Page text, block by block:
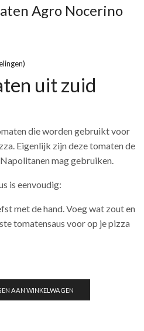
Agro Nocerino
uit zuid
die worden gebruikt voor
Eigenlijk zijn deze tomaten de
mag gebruiken.
is eenvoudig:
met de hand. Voeg wat zout en
tomatensaus voor op je pizza
AAN WINKELWAGEN